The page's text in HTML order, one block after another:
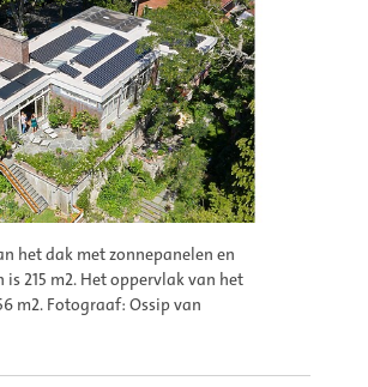
het dak met zonnepanelen en
215 m2. Het oppervlak van het
m2. Fotograaf: Ossip van